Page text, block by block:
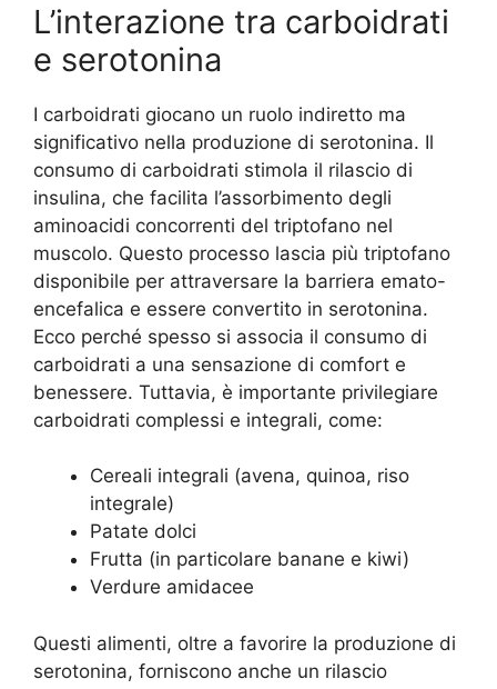
L’interazione tra carboidrati
e serotonina
I carboidrati giocano un ruolo indiretto ma
significativo nella produzione di serotonina. Il
consumo di carboidrati stimola il rilascio di
insulina, che facilita l’assorbimento degli
aminoacidi concorrenti del triptofano nel
muscolo. Questo processo lascia più triptofano
disponibile per attraversare la barriera emato-
encefalica e essere convertito in serotonina.
Ecco perché spesso si associa il consumo di
carboidrati a una sensazione di comfort e
benessere. Tuttavia, è importante privilegiare
carboidrati complessi e integrali, come:
Cereali integrali (avena, quinoa, riso
integrale)
Patate dolci
Frutta (in particolare banane e kiwi)
Verdure amidacee
Questi alimenti, oltre a favorire la produzione di
serotonina, forniscono anche un rilascio